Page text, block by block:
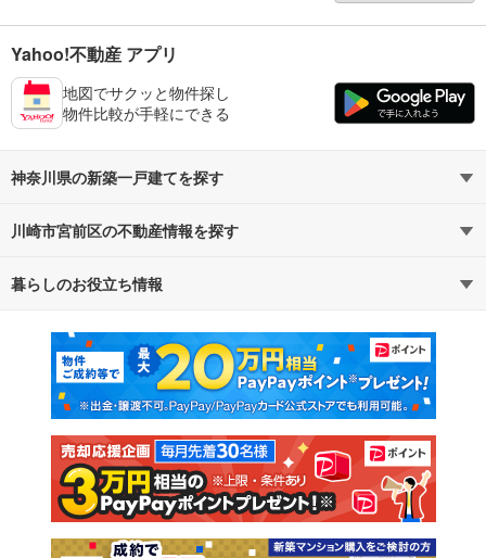
Yahoo!不動産 アプリ
地図でサクッと物件探し
物件比較が手軽にできる
神奈川県の新築一戸建てを探す
路線・駅から探す
通勤・通学時間から探す
川崎市宮前区の不動産情報を探す
不動産・住宅
新築マンション 中古マンション
新築一戸建て 中古一戸建て
注文住宅 土地
売却査定
暮らしのお役立ち情報
マンションカタログ 教えて！住まいの先生